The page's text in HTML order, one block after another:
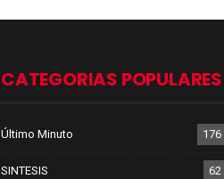
CATEGORIAS POPULARES
Último Minuto 176
SINTESIS 62